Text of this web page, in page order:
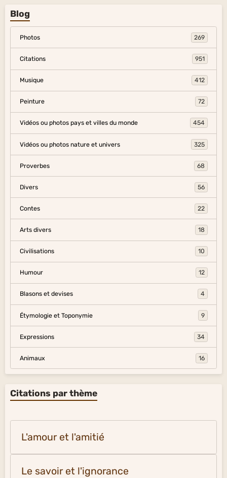
Blog
Photos 269
Citations 951
Musique 412
Peinture 72
Vidéos ou photos pays et villes du monde 454
Vidéos ou photos nature et univers 325
Proverbes 68
Divers 56
Contes 22
Arts divers 18
Civilisations 10
Humour 12
Blasons et devises 4
Étymologie et Toponymie 9
Expressions 34
Animaux 16
Citations par thème
L'amour et l'amitié
Le savoir et l'ignorance